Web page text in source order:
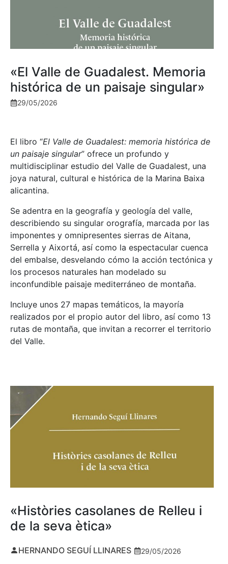
«El Valle de Guadalest. Memoria
histórica de un paisaje singular»
29/05/2026
El libro “El Valle de Guadalest: memoria histórica de
un paisaje singular” ofrece un profundo y
multidisciplinar estudio del Valle de Guadalest, una
joya natural, cultural e histórica de la Marina Baixa
alicantina.
Se adentra en la geografía y geología del valle,
describiendo su singular orografía, marcada por las
imponentes y omnipresentes sierras de Aitana,
Serrella y Aixortá, así como la espectacular cuenca
del embalse, desvelando cómo la acción tectónica y
los procesos naturales han modelado su
inconfundible paisaje mediterráneo de montaña.
Incluye unos 27 mapas temáticos, la mayoría
realizados por el propio autor del libro, así como 13
rutas de montaña, que invitan a recorrer el territorio
del Valle.
«Històries casolanes de Relleu i
de la seva ètica»
HERNANDO SEGUÍ LLINARES 29/05/2026